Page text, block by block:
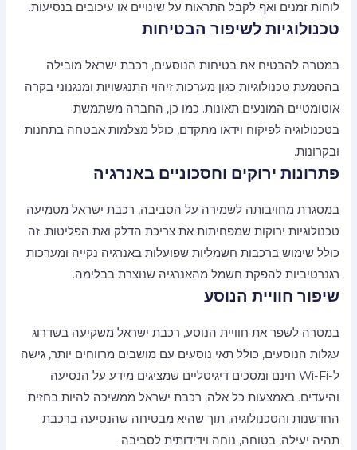
לוחות זמנים ואף לקבל התראות על שינויים או עיכובים בנסיעות.
טכנולוגיות לשיפור הבטיחות
במטרה להבטיח את בטיחות הנוסעים, רכבת ישראל מובילה
בהטמעת טכנולוגיות כגון מערכות זיהוי התנגשויות ומנגנוני בקרה
אוטומטיים המונעים תאונות. כמו כן, החברה משתמשת
בטכנולוגיה לפיקוח וידאו מתקדם, כולל מצלמות אבטחה בתחנות
ובקרונות.
פתרונות ירוקים וחסכוניים באנרגיה
במסגרת מחויבותה לשמירה על הסביבה, רכבת ישראל מטמיעה
טכנולוגיות ירוקות שמפחיתות את צריכת הדלק ואת הפליטות. זה
כולל שימוש ברכבות חשמליות שפועלות באנרגיה נקייה ומערכות
רגנרטיביות להפקת חשמל מהאנרגיה שנוצרת בבלימה.
שיפור חוויית הנוסע
במטרה לשפר את חוויית הנוסע, רכבת ישראל משקיעה בשדרוג
עגלות הנוסעים, כולל תאי נוסעים עם מושבים מרווחים יותר, גישה
ל-Wi-Fi חינם ומסכים דיגיטליים שמציגים מידע על הנסיעה
והיעדים. באמצעות כל אלה, רכבת ישראל ממשיכה להיות בחזית
החדשנות והטכנולוגיה, תוך שהיא מבטיחה שהנסיעה ברכבת
תהיה יעילה, בטוחה, נוחה וידידותית לסביבה.